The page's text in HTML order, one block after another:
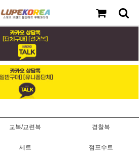
교복/교련복 경찰복
세트 점프수트